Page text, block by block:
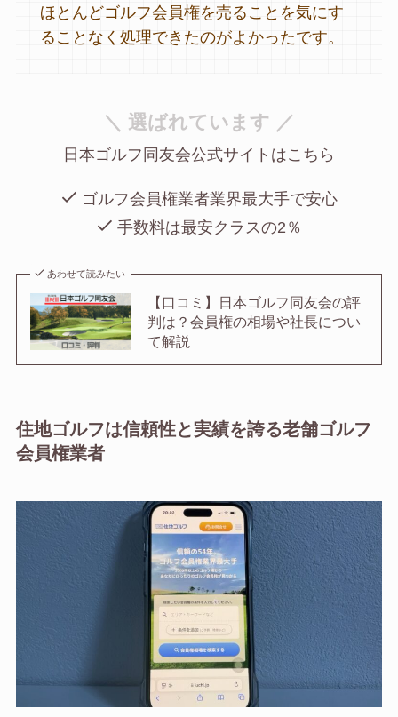
ほとんどゴルフ会員権を売ることを気にす
ることなく処理できたのがよかったです。
＼ 選ばれています ／
日本ゴルフ同友会公式サイトはこちら
ゴルフ会員権業者業界最大手で安心
手数料は最安クラスの2％
あわせて読みたい
【口コミ】日本ゴルフ同友会の評
判は？会員権の相場や社長につい
て解説
住地ゴルフは信頼性と実績を誇る老舗ゴルフ
会員権業者